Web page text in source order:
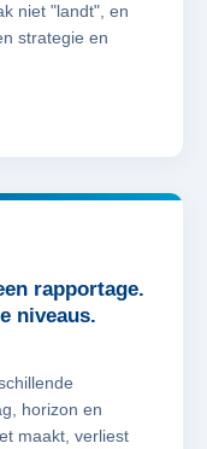
niet "landt", en
strategie en
rapportage.
niveaus.
horizon en
maakt, verliest